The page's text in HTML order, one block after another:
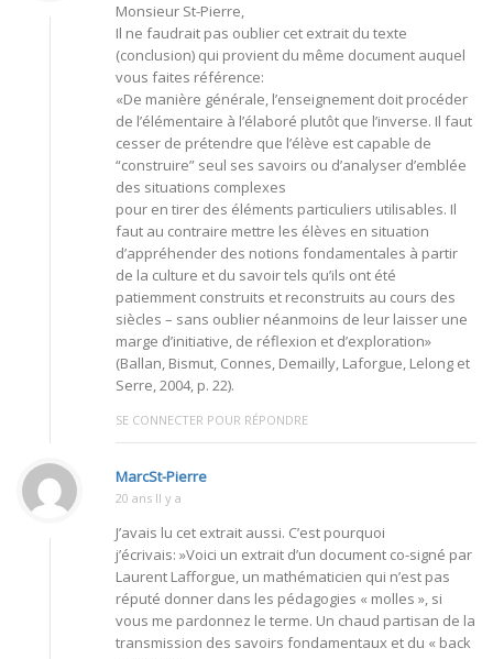
Monsieur St-Pierre,
Il ne faudrait pas oublier cet extrait du texte
(conclusion) qui provient du même document auquel
vous faites référence:
«De manière générale, l’enseignement doit procéder
de l’élémentaire à l’élaboré plutôt que l’inverse. Il faut
cesser de prétendre que l’élève est capable de
“construire” seul ses savoirs ou d’analyser d’emblée
des situations complexes
pour en tirer des éléments particuliers utilisables. Il
faut au contraire mettre les élèves en situation
d’appréhender des notions fondamentales à partir
de la culture et du savoir tels qu’ils ont été
patiemment construits et reconstruits au cours des
siècles – sans oublier néanmoins de leur laisser une
marge d’initiative, de réflexion et d’exploration»
(Ballan, Bismut, Connes, Demailly, Laforgue, Lelong et
Serre, 2004, p. 22).
SE CONNECTER POUR RÉPONDRE
MarcSt-Pierre
20 ans Il y a
J’avais lu cet extrait aussi. C’est pourquoi
j’écrivais: »Voici un extrait d’un document co-signé par
Laurent Lafforgue, un mathématicien qui n’est pas
réputé donner dans les pédagogies « molles », si
vous me pardonnez le terme. Un chaud partisan de la
transmission des savoirs fondamentaux et du « back